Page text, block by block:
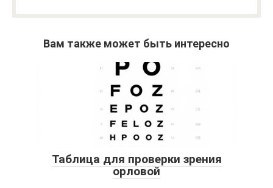
Вам также может быть интересно
Таблица для проверки зрения
орловой